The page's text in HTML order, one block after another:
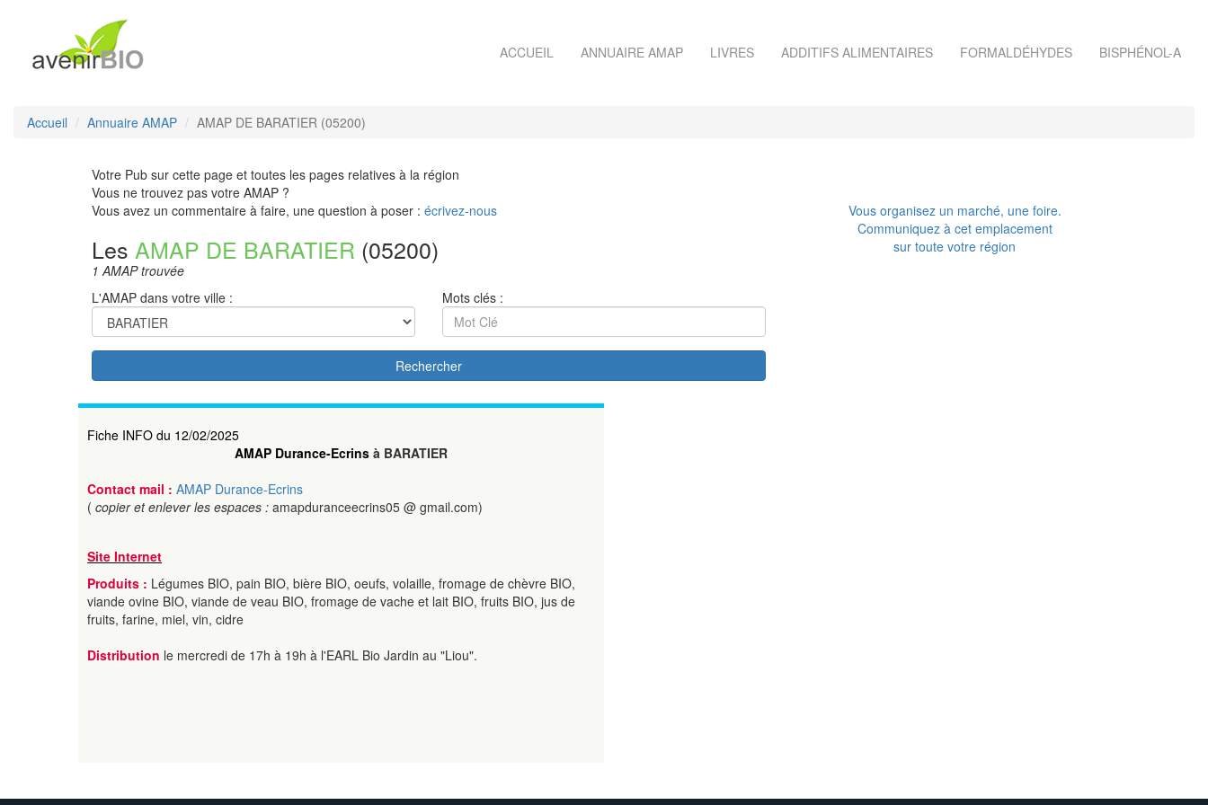
ACCUEIL ANNUAIRE AMAP LIVRES ADDITIFS ALIMENTAIRES FORMALDÉHYDES BISPHÉNOL-A
Accueil Annuaire AMAP AMAP DE BARATIER (05200)
Votre Pub sur cette page et toutes les pages relatives à la région
Vous ne trouvez pas votre AMAP ?
Vous avez un commentaire à faire, une question à poser : écrivez-nous
Les AMAP DE BARATIER (05200)
1 AMAP trouvée
L'AMAP dans votre ville :
Mots clés :
Rechercher
Vous organisez un marché, une foire.
Communiquez à cet emplacement
sur toute votre région
Fiche INFO du 12/02/2025
AMAP Durance-Ecrins à BARATIER
Contact mail : AMAP Durance-Ecrins
( copier et enlever les espaces : amapduranceecrins05 @ gmail.com)
Site Internet
Produits : Légumes BIO, pain BIO, bière BIO, oeufs, volaille, fromage de chèvre BIO,
viande ovine BIO, viande de veau BIO, fromage de vache et lait BIO, fruits BIO, jus de
fruits, farine, miel, vin, cidre
Distribution le mercredi de 17h à 19h à l'EARL Bio Jardin au "Liou".